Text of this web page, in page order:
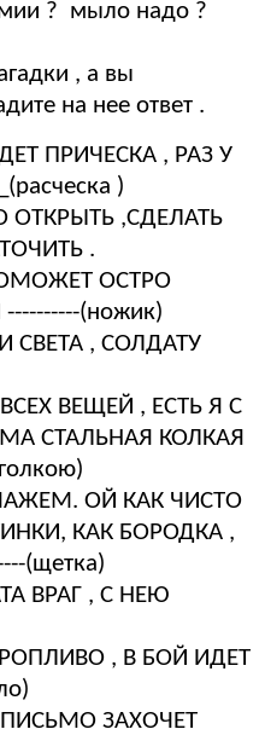
? мыло надо ?
, а вы
на нее ответ .
ПРИЧЕСКА , РАЗ У
)
ОТКРЫТЬ ,СДЕЛАТЬ
.
ОСТРО
(ножик)
СВЕТА , СОЛДАТУ
ВЕЩЕЙ , ЕСТЬ Я С
СТАЛЬНАЯ КОЛКАЯ
ОЙ КАК ЧИСТО
КАК БОРОДКА ,
(щетка)
ВРАГ , С НЕЮ
, В БОЙ ИДЕТ
ПИСЬМО ЗАХОЧЕТ